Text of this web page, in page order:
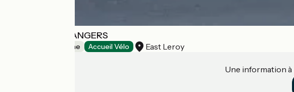
DESTINATION ANGERS
Offices de Tourisme Accueil Vélo East Leroy
Une information